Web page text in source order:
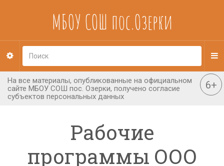
МБОУ СОШ пос.Озерки
Рабочие
программы ООО